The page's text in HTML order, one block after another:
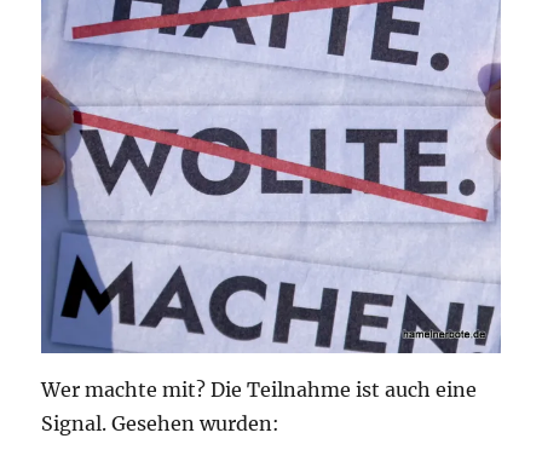
Wer machte mit? Die Teilnahme ist auch eine
Signal. Gesehen wurden: